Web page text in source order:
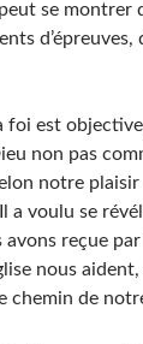
se montrer
d’épreuves,
foi est
non pas
notre
a voulu se
reçue par
nous
chemin de